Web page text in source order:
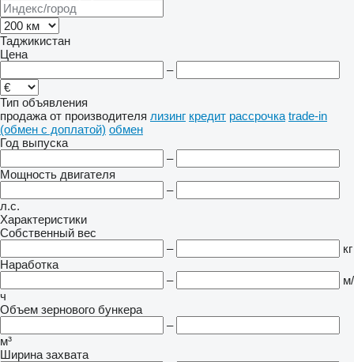
Таджикистан
Цена
–
Тип объявления
продажа от производителя лизинг кредит рассрочка trade-in
(обмен с доплатой) обмен
Год выпуска
–
Мощность двигателя
–
л.с.
Характеристики
Собственный вес
–
кг
Наработка
–
м/
ч
Объем зернового бункера
–
м³
Ширина захвата